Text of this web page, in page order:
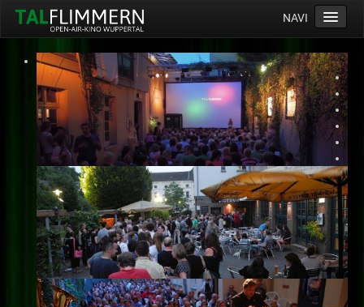
NAVI
Home
Programm
Service
Ticketinfos
Ort
Anreise
Wetter
Kinogutschein
Konzept